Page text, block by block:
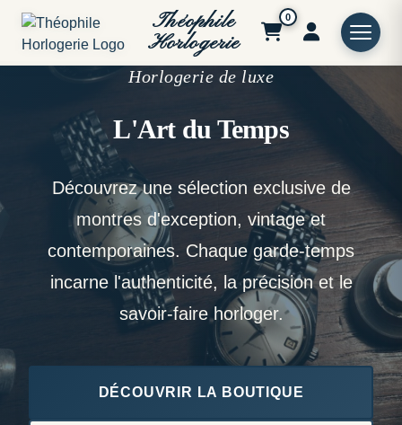
Théophile
Horlogerie
0
Horlogerie de luxe
L'Art du Temps
Découvrez une sélection exclusive de
montres d'exception, vintage et
contemporaines. Chaque garde-temps
incarne l'authenticité, la précision et le
savoir-faire horloger.
DÉCOUVRIR LA BOUTIQUE